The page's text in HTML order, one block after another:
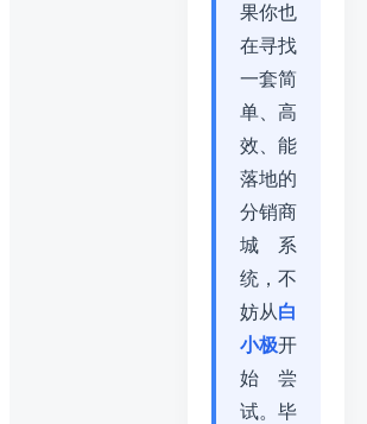
果你也
在寻找
一套简
单、高
效、能
落地的
分销商
城系
统，不
妨从白
小极开
始尝
试。毕